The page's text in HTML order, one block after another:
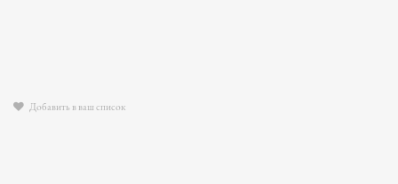
Добавить в ваш список